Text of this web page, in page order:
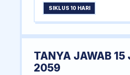
SIKLUS 10 HARI
TANYA JAWAB 15
2059